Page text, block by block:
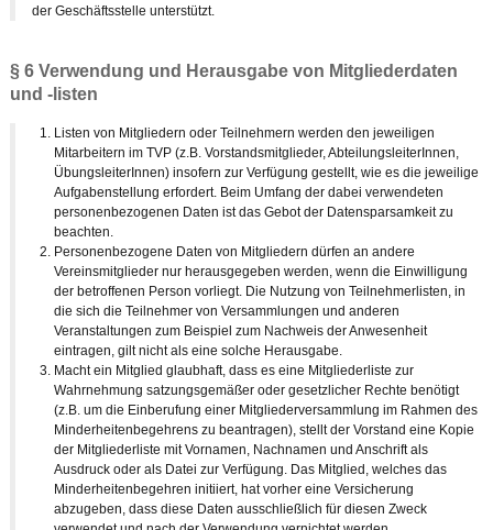
der Geschäftsstelle unterstützt.
§ 6 Verwendung und Herausgabe von Mitgliederdaten
und -listen
Listen von Mitgliedern oder Teilnehmern werden den jeweiligen
Mitarbeitern im TVP (z.B. Vorstandsmitglieder, AbteilungsleiterInnen,
ÜbungsleiterInnen) insofern zur Verfügung gestellt, wie es die jeweilige
Aufgabenstellung erfordert. Beim Umfang der dabei verwendeten
personenbezogenen Daten ist das Gebot der Datensparsamkeit zu
beachten.
Personenbezogene Daten von Mitgliedern dürfen an andere
Vereinsmitglieder nur herausgegeben werden, wenn die Einwilligung
der betroffenen Person vorliegt. Die Nutzung von Teilnehmerlisten, in
die sich die Teilnehmer von Versammlungen und anderen
Veranstaltungen zum Beispiel zum Nachweis der Anwesenheit
eintragen, gilt nicht als eine solche Herausgabe.
Macht ein Mitglied glaubhaft, dass es eine Mitgliederliste zur
Wahrnehmung satzungsgemäßer oder gesetzlicher Rechte benötigt
(z.B. um die Einberufung einer Mitgliederversammlung im Rahmen des
Minderheitenbegehrens zu beantragen), stellt der Vorstand eine Kopie
der Mitgliederliste mit Vornamen, Nachnamen und Anschrift als
Ausdruck oder als Datei zur Verfügung. Das Mitglied, welches das
Minderheitenbegehren initiiert, hat vorher eine Versicherung
abzugeben, dass diese Daten ausschließlich für diesen Zweck